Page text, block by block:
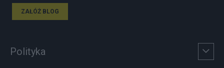
ZAŁÓŻ BLOG
Polityka